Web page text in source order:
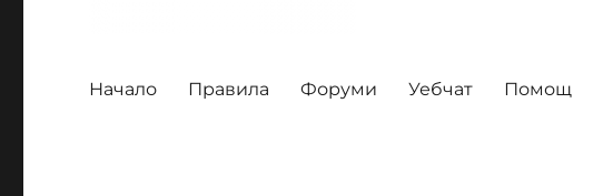
Начало Правила Форуми Уебчат Помощ